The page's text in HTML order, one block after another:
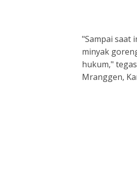
"Sampai saat
minyak
hukum,"
Mranggen,